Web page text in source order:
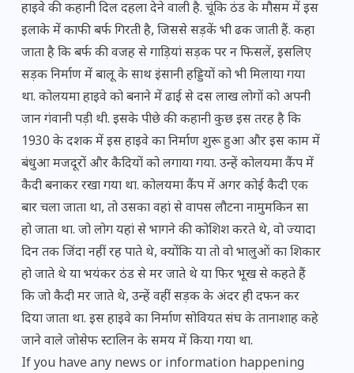
हाइवे की कहानी दिल दहला देने वाली है. चूंकि ठंड के मौसम में इस
इलाके में काफी बर्फ गिरती है, जिससे सड़कें भी ढक जाती हैं. कहा
जाता है कि बर्फ की वजह से गाड़ियां सड़क पर न फिसलें, इसलिए
सड़क निर्माण में बालू के साथ इंसानी हड्डियों को भी मिलाया गया
था. कोलयमा हाइवे को बनाने में ढाई से दस लाख लोगों को अपनी
जान गंवानी पड़ी थी. इसके पीछे की कहानी कुछ इस तरह है कि
1930 के दशक में इस हाइवे का निर्माण शुरू हुआ और इस काम में
बंधुआ मजदूरों और कैदियों को लगाया गया. उन्हें कोलयमा कैंप में
कैदी बनाकर रखा गया था. कोलयमा कैंप में अगर कोई कैदी एक
बार चला जाता था, तो उसका वहां से वापस लौटना नामुमकिन सा
हो जाता था. जो लोग यहां से भागने की कोशिश करते थे, वो ज्यादा
दिन तक जिंदा नहीं रह पाते थे, क्योंकि या तो वो भालुओं का शिकार
हो जाते थे या भयंकर ठंड से मर जाते थे या फिर भूख से कहते हैं
कि जो कैदी मर जाते थे, उन्हें वहीं सड़क के अंदर ही दफन कर
दिया जाता था. इस हाइवे का निर्माण सोवियत संघ के तानाशाह कहे
जाने वाले जोसेफ स्टालिन के समय में किया गया था.
If you have any news or information happening